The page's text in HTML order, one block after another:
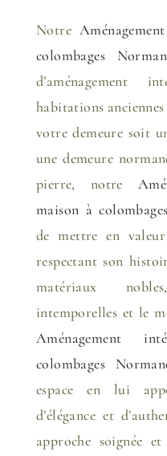
Notre
colombages
d’aménagement
habitations
votre demeure soit
une demeure
pierre, notre
maison à
de mettre en
respectant son
matériaux
intemporelles et le
Aménagement
colombages
espace en lui
d’élégance et
approche soignée